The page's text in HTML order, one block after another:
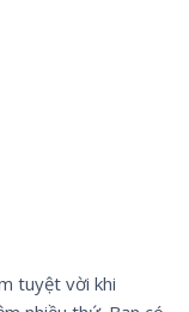
tuyệt vời khi